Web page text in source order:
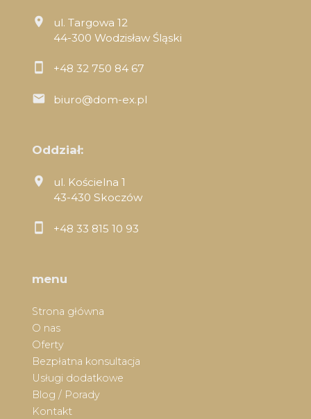
ul. Targowa 12
44-300 Wodzisław Śląski
+48 32 750 84 67
biuro@dom-ex.pl
Oddział:
ul. Kościelna 1
43-430 Skoczów
+48 33 815 10 93
menu
Strona główna
O nas
Oferty
Bezpłatna konsultacja
Usługi dodatkowe
Blog / Porady
Kontakt